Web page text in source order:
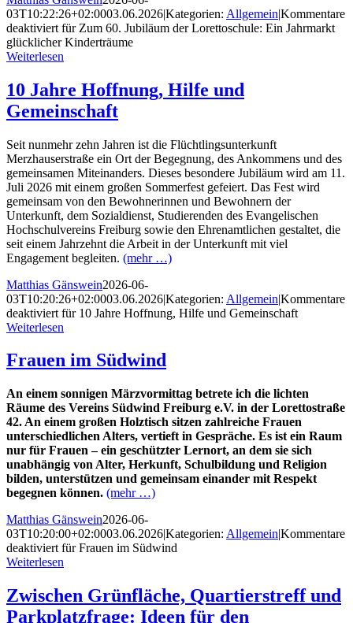
03T10:22:26+02:0003.06.2026|Kategorien: Allgemein|Kommentare
deaktiviert für Zum 60. Jubiläum der Lorettoschule: Ein Jahrmarkt
glücklicher Kinderträume
Weiterlesen
10 Jahre Hoffnung, Hilfe und
Gemeinschaft
Seit nunmehr zehn Jahren ist die Flüchtlingsunterkunft
Merzhauserstraße ein Ort der Begegnung, des Ankommens und des
gemeinsamen Miteinanders. Dieses besondere Jubiläum wird am 11.
Juli 2026 mit einem großen Sommerfest gefeiert. Das Fest wird
gemeinsam von den Bewohnerinnen und Bewohnern der
Unterkunft, dem Sozialdienst, Studierenden des Evangelischen
Hochschulvereins Freiburg sowie den Ehrenamtlichen gestaltet, die
seit einem Jahrzehnt die Arbeit in der Unterkunft mit viel
Engagement begleiten. (mehr …)
Matthias Gänswein2026-06-
03T10:20:26+02:0003.06.2026|Kategorien: Allgemein|Kommentare
deaktiviert für 10 Jahre Hoffnung, Hilfe und Gemeinschaft
Weiterlesen
Frauen im Südwind
An einem sonnigen Märzvormittag betrete ich die lichten
Räume des Vereins Südwind Freiburg e.V. in der Lorettostraße
42. An einem großen Holztisch sitzen zahlreiche Frauen
unterschiedlichen Alters, vertieft in Gespräche. Es ist ein Raum
nur für Frauen – ein geschützter Lernort, an dem sie sich
unabhängig von Alter, Herkunft, Schulbildung und Religion
bilden, unterstützen und gemeinsam einander mit Respekt
begegnen können. (mehr …)
Matthias Gänswein2026-06-
03T10:20:00+02:0003.06.2026|Kategorien: Allgemein|Kommentare
deaktiviert für Frauen im Südwind
Weiterlesen
Zwischen Grünfläche, Quartierstreff und
Parkplatzfrage: Ideen für den